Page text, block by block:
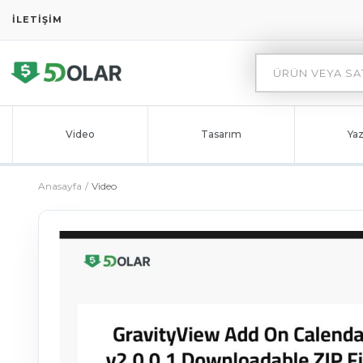
İLETIŞIM
Video Tasarım
Anasayfa Video